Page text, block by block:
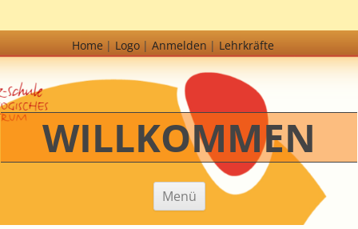
Home Logo Anmelden Lehrkräfte
WILLKOMMEN
Menü
Zum Inhalt springen